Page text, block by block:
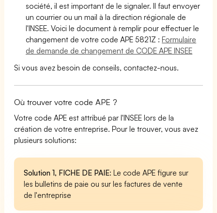
société, il est important de le signaler. Il faut envoyer
un courrier ou un mail à la direction régionale de
l'INSEE. Voici le document à remplir pour effectuer le
changement de votre code APE 5821Z :Formulaire
de demande de changement de CODE APE INSEE
Si vous avez besoin de conseils, contactez-nous.
Où trouver votre code APE ?
Votre code APE est attribué par l'INSEE lors de la
création de votre entreprise. Pour le trouver, vous avez
plusieurs solutions:
Solution 1, FICHE DE PAIE: Le code APE figure sur
les bulletins de paie ou sur les factures de vente
de l'entreprise